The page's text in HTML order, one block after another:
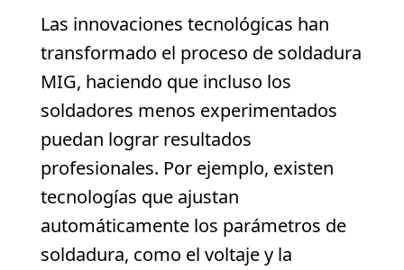
Las innovaciones tecnológicas han
transformado el proceso de soldadura
MIG, haciendo que incluso los
soldadores menos experimentados
puedan lograr resultados
profesionales. Por ejemplo, existen
tecnologías que ajustan
automáticamente los parámetros de
soldadura, como el voltaje y la